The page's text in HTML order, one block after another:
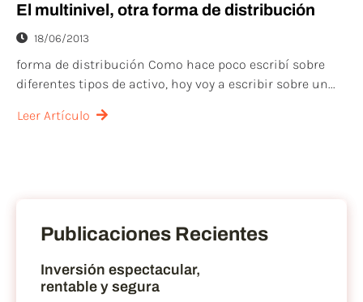
El multinivel, otra forma de distribución
18/06/2013
forma de distribución Como hace poco escribí sobre
diferentes tipos de activo, hoy voy a escribir sobre un...
Leer Artículo
Publicaciones Recientes
Inversión espectacular,
rentable y segura